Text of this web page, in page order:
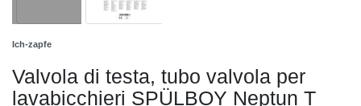
Ich-zapfe
Valvola di testa, tubo valvola per
lavabicchieri SPÜLBOY Neptun T